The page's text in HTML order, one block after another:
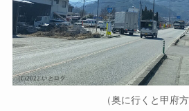
（奥に行くと甲府方